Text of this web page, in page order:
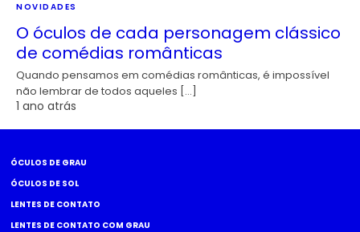
NOVIDADES
O óculos de cada personagem clássico
de comédias românticas
Quando pensamos em comédias românticas, é impossível
não lembrar de todos aqueles […]
1 ano atrás
ÓCULOS DE GRAU
ÓCULOS DE SOL
LENTES DE CONTATO
LENTES DE CONTATO COM GRAU